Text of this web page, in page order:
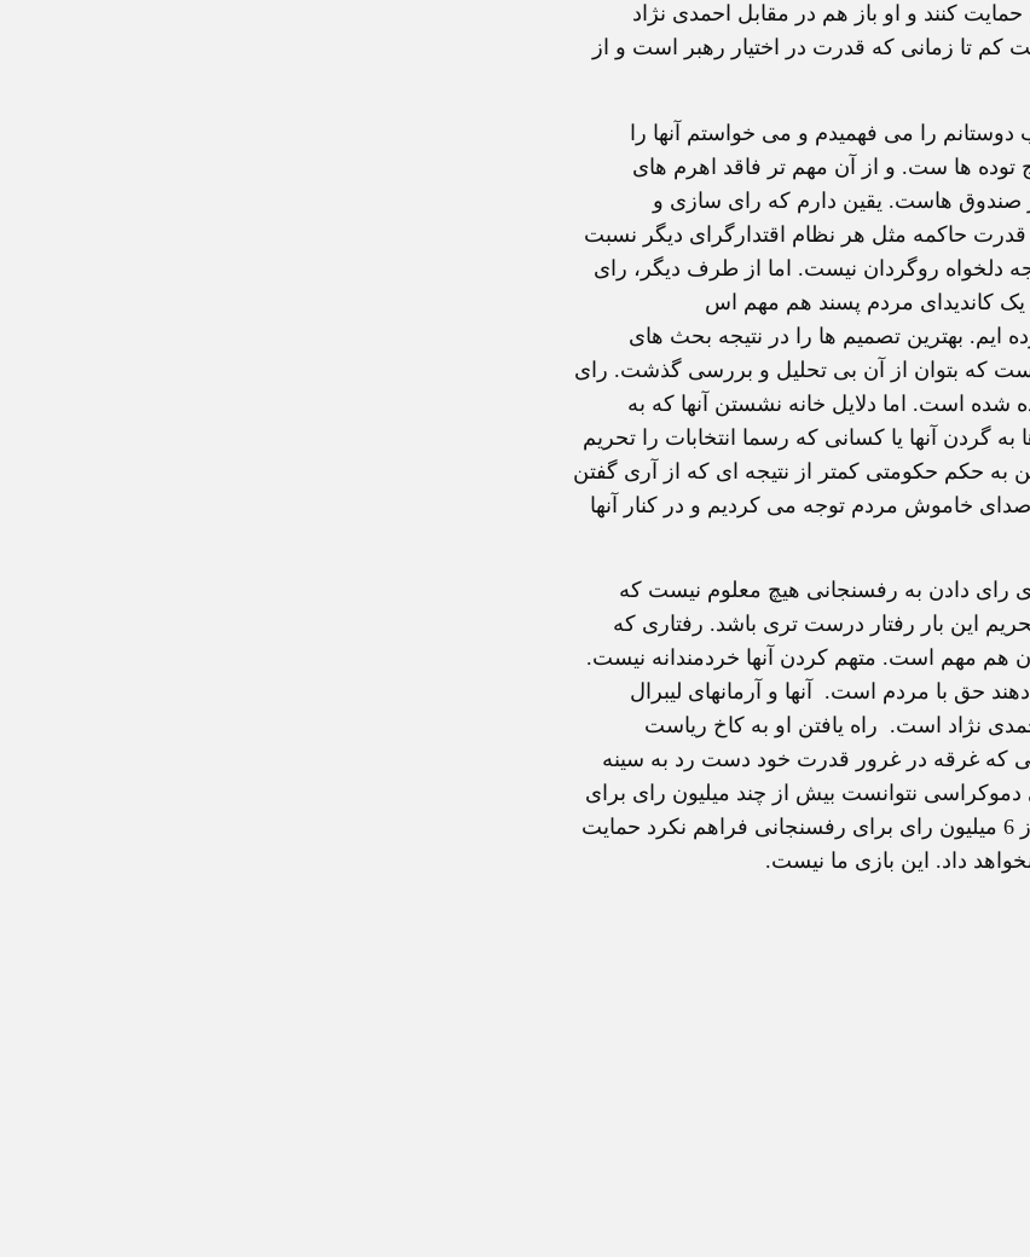
کنند و او باز هم در مقابل احمدی نژاد
تا زمانی که قدرت در اختيار رهبر است و از
را می فهميدم و می خواستم آنها را
توده ها ست. و از آن مهم تر فاقد اهرم های
صندوق هاست. يقين دارم که رای سازی و
قدرت حاکمه مثل هر نظام اقتدارگرای ديگر نسبت
دلخواه روگردان نيست. اما از طرف ديگر، رای
يک کانديدای مردم پسند هم مهم اس
ايم. بهترين تصميم ها را در نتيجه بحث های
که بتوان از آن بی تحليل و بررسی گذشت. رای
شده است. اما دلايل خانه نشستن آنها که به
به گردن آنها يا کسانی که رسما انتخابات را تحريم
به حکم حکومتی کمتر از نتيجه ای که از آری گفتن
خاموش مردم توجه می کرديم و در کنار آنها
رای دادن به رفسنجانی هيچ معلوم نيست که
اين بار رفتار درست تری باشد. رفتاری که
هم مهم است. متهم کردن آنها خردمندانه نيست.
حق با مردم است.
آنها و آرمانهای ليبرال
نژاد است. راه يافتن او به کاخ رياست
که غرقه در غرور قدرت خود دست رد به سينه
نتوانست بيش از چند ميليون رای برای
معين به ارمغان بياورد و آنهمه تبليغات عجيب و غريب هم بيش از 6 ميليون رای برای رفسنجانی فراهم نکرد حمايت
داد. اين بازی ما نيست.